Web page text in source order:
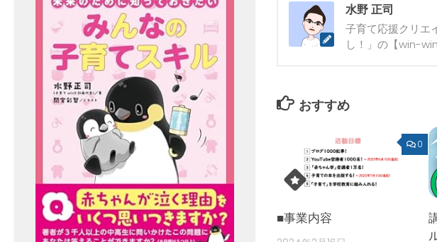
水野 正司
子育て応援クリエ
し！」の【win-
おすすめ
0
■事業内容